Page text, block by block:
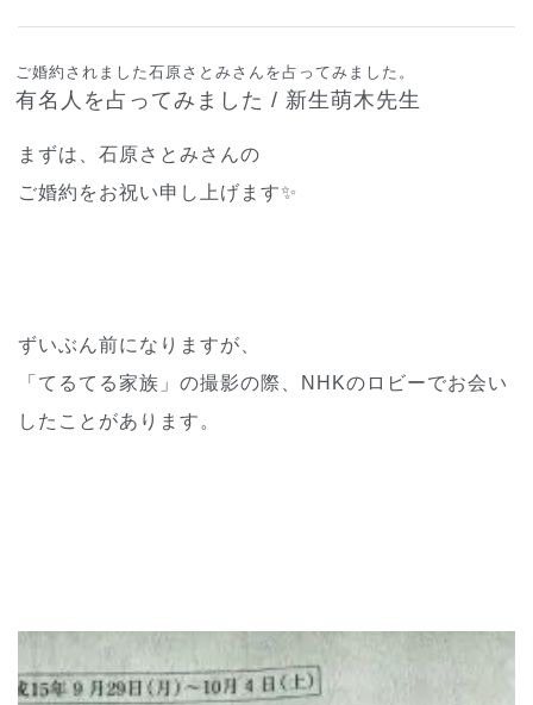
ご婚約されました石原さとみさんを占ってみました。
有名人を占ってみました / 新生萌木先生
まずは、石原さとみさんの
ご婚約をお祝い申し上げます✨
ずいぶん前になりますが、
「てるてる家族」の撮影の際、NHKのロビーでお会い
したことがあります。